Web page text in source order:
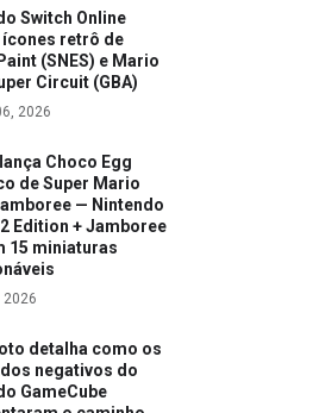
Switch Online
ícones retrô de
(SNES) e Mario
Circuit (GBA)
2026
Choco Egg
de Super Mario
— Nintendo
Edition + Jamboree
15 miniaturas
2026
detalha como os
negativos do
GameCube